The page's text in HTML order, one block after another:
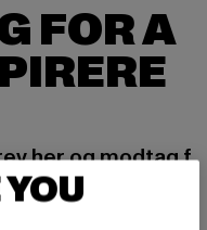
FOR A
her og modtag f
trends, tilbu
e-mail!